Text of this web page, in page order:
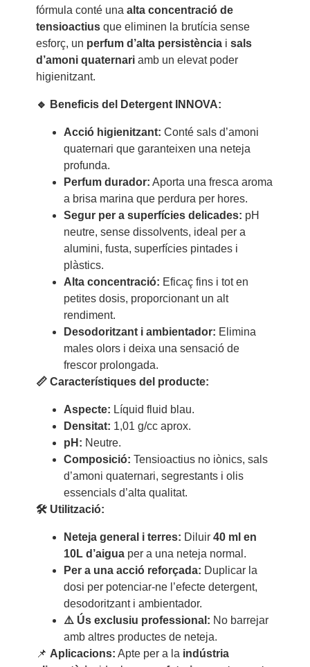
fórmula conté una alta concentració de
tensioactiusque eliminen la brutícia sense
esforç, un perfum d’alta persistènciai sals
d’amoni quaternariamb un elevat poder
higienitzant.
🔹 Beneficis del Detergent INNOVA:
Acció higienitzant: Conté sals d’amoni
quaternari que garanteixen una neteja
profunda.
Perfum durador: Aporta una fresca aroma
a brisa marina que perdura per hores.
Segur per a superfícies delicades: pH
neutre, sense dissolvents, ideal per a
alumini, fusta, superfícies pintades i
plàstics.
Alta concentració: Eficaç fins i tot en
petites dosis, proporcionant un alt
rendiment.
Desodoritzant i ambientador: Elimina
males olors i deixa una sensació de
frescor prolongada.
📏 Característiques del producte:
Aspecte: Líquid fluid blau.
Densitat: 1,01 g/cc aprox.
pH: Neutre.
Composició: Tensioactius no iònics, sals
d’amoni quaternari, segrestants i olis
essencials d’alta qualitat.
🛠 Utilització:
Neteja general i terres: Diluir 40 ml en
10L d’aiguaper a una neteja normal.
Per a una acció reforçada: Duplicar la
dosi per potenciar-ne l’efecte detergent,
desodoritzant i ambientador.
⚠️ Ús exclusiu professional: No barrejar
amb altres productes de neteja.
📌 Aplicacions: Apte per a la indústria